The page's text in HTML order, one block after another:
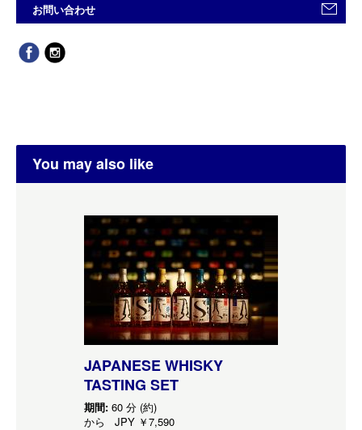
お問い合わせ
You may also like
JAPANESE WHISKY
TASTING SET
期間: 60 分 (約)
から JPY ￥7,590